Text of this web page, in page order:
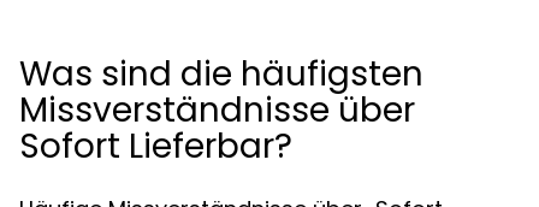
Was sind die häufigsten
Missverständnisse über
Sofort Lieferbar?